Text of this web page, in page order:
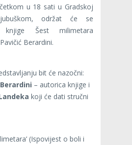
u 18 sati u Gradskoj
održat će se
knjige Šest milimetara
Berardini.
bit će nazočni:
– autorica knjige i
koji će dati stručni
(Ispovijest o boli i